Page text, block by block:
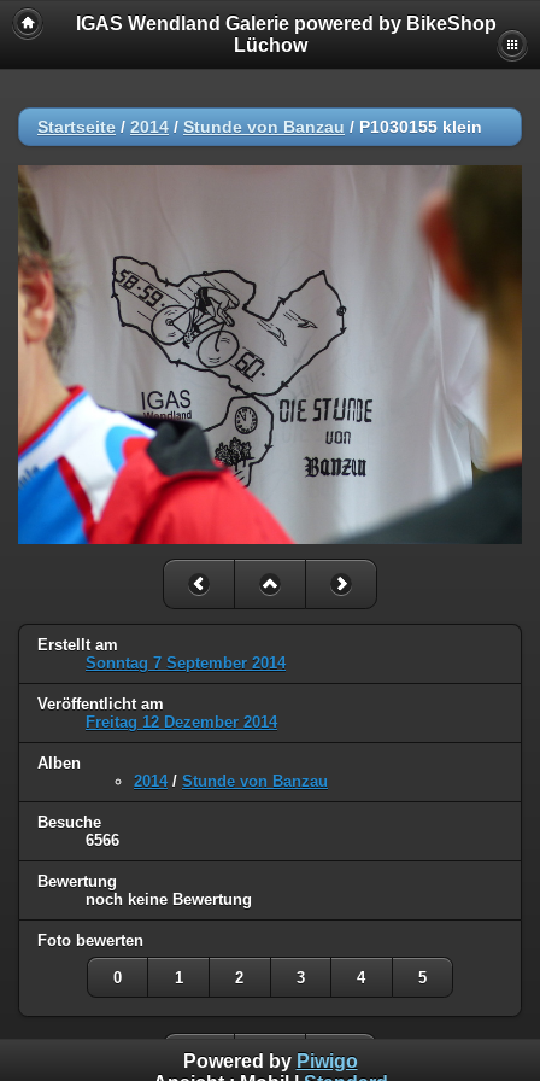
IGAS Wendland Galerie powered by BikeShop
Lüchow
Startseite / 2014 / Stunde von Banzau / P1030155 klein
Erstellt am
Sonntag 7 September 2014
Veröffentlicht am
Freitag 12 Dezember 2014
Alben
2014/ Stunde von Banzau
Besuche
6566
Bewertung
noch keine Bewertung
Foto bewerten
0 1 2 3 4 5
Powered by Piwigo